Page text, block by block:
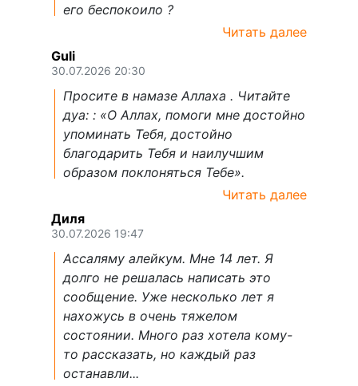
его беспокоило ?
Читать далее
Guli
30.07.2026 20:30
Просите в намазе Аллаха . Читайте
дуа: : «О Аллах, помоги мне достойно
упоминать Тебя, достойно
благодарить Тебя и наилучшим
образом поклоняться Тебе».
Читать далее
Диля
30.07.2026 19:47
Ассаляму алейкум. Мне 14 лет. Я
долго не решалась написать это
сообщение. Уже несколько лет я
нахожусь в очень тяжелом
состоянии. Много раз хотела кому-
то рассказать, но каждый раз
останавли...